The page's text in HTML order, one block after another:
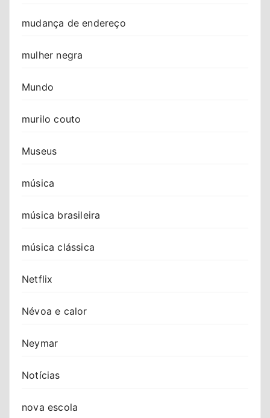
mudança de endereço
mulher negra
Mundo
murilo couto
Museus
música
música brasileira
música clássica
Netflix
Névoa e calor
Neymar
Notícias
nova escola